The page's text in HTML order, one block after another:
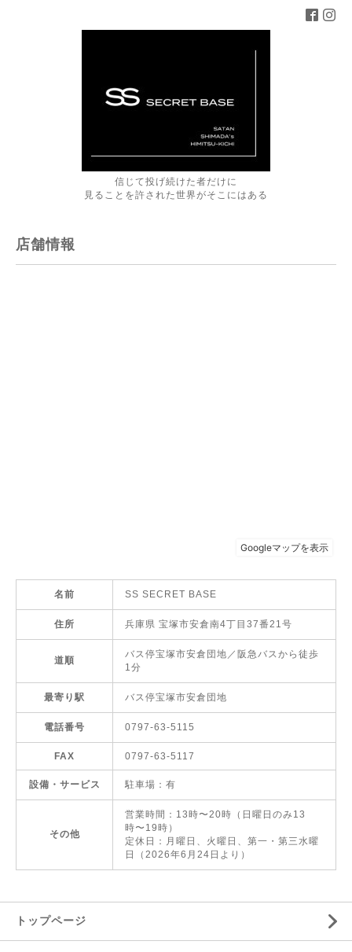
信じて投げ続けた者だけに
見ることを許された世界がそこにはある
店舗情報
名前 SS SECRET BASE
住所 兵庫県 宝塚市安倉南4丁目37番21号
道順
バス停宝塚市安倉団地／阪急バスから徒歩
1分
最寄り駅 バス停宝塚市安倉団地
電話番号 0797-63-5115
FAX 0797-63-5117
設備・サービス 駐車場：有
その他
営業時間：13時〜20時（日曜日のみ13
時〜19時）
定休日：月曜日、火曜日、第一・第三水曜
日（2026年6月24日より）
トップページ